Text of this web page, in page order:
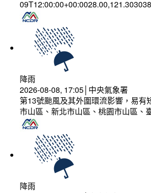
降雨
2026-08-08, 17:05│中央氣象署
第13號颱風及其外圍環流影響，易
市山區、新北市山區、桃園市山區、
降雨